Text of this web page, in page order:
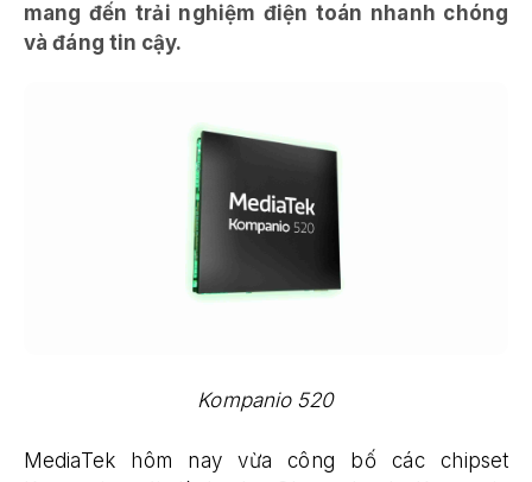
mang đến trải nghiệm điện toán nhanh chóng
và đáng tin cậy.
Kompanio 520
MediaTek hôm nay vừa công bố các chipset